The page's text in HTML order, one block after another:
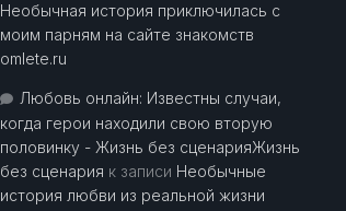
Необычная история приключилась с
моим парням на сайте знакомств
omlete.ru
Любовь онлайн: Известны случаи,
когда герои находили свою вторую
половинку - Жизнь без сценарияЖизнь
без сценария к записи Необычные
история любви из реальной жизни